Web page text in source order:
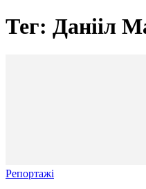
Тег: Данііл
Репортажі